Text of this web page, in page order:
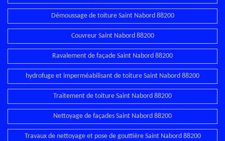
Démoussage de toiture Saint Nabord 88200
Couvreur Saint Nabord 88200
Ravalement de façade Saint Nabord 88200
hydrofuge et imperméabilisant de toiture Saint Nabord 88200
Traitement de toiture Saint Nabord 88200
Nettoyage de façades Saint Nabord 88200
Travaux de nettoyage et pose de gouttière Saint Nabord 88200